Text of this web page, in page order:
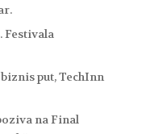
Festivala
put, TechInn
na Final